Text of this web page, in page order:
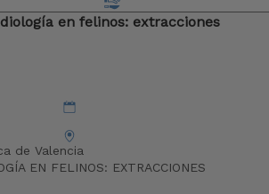
en felinos: extracciones
de Valencia
EN FELINOS: EXTRACCIONES